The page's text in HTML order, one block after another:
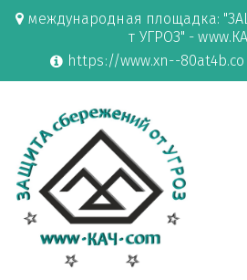
международная площадка:
т УГРОЗ" -
https://www.xn--